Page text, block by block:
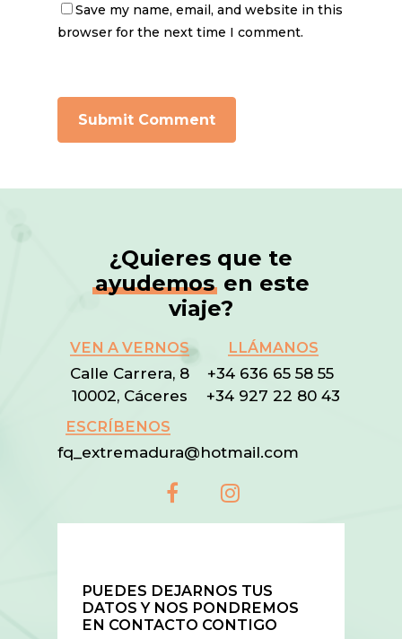
Save my name, email, and website in this
browser for the next time I comment.
¿Quieres que te
ayudemos en este
viaje?
VEN A VERNOS
Calle Carrera, 8
10002, Cáceres
LLÁMANOS
+34 636 65 58 55
+34 927 22 80 43
ESCRÍBENOS
fq_extremadura@hotmail.com
PUEDES DEJARNOS TUS
DATOS Y NOS PONDREMOS
EN CONTACTO CONTIGO